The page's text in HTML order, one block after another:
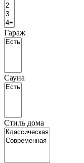
Гараж
Сауна
Стиль дома